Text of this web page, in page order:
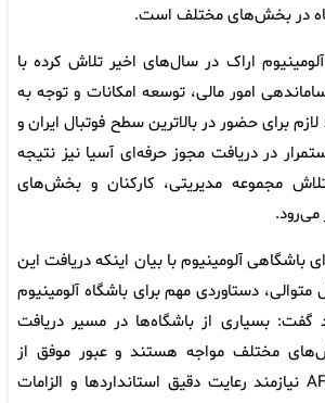
در بخش‌های مختلف است.
اراک در سال‌های اخیر تلاش کرده با
امور مالی، توسعه امکانات و توجه به
برای حضور در بالاترین سطح فوتبال ایران و
در دریافت مجوز حرفه‌ای آسیا نیز نتیجه
مجموعه مدیریتی، کارکنان و بخش‌های
می‌رود.
باشگاهی آلومینیوم با بیان اینکه دریافت این
دستاوردی مهم برای باشگاه آلومینیوم
بسیاری از باشگاه‌ها در مسیر دریافت
مختلف مواجه هستند و عبور موفق از
فرآیند سخت‌گیرانه AFC نیازمند رعایت دقیق استانداردها و الزامات